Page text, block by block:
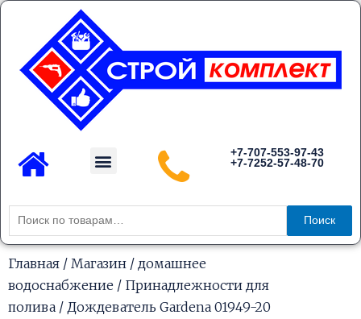
Перейти
содержимому
Menu
+7-707-553-97-43
+7-7252-57-48-70
Искать:
Поиск
Главная / Магазин / домашнее
водоснабжение / Принадлежности для
полива / Дождеватель Gardena 01949-20